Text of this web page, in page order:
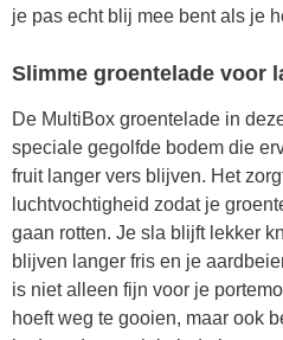
je pas echt blij mee bent als je
Slimme groentelade voor
De MultiBox groentelade in
speciale gegolfde bodem die
fruit langer vers blijven. Het
luchtvochtigheid zodat je
gaan rotten. Je sla blijft lekker
blijven langer fris en je
is niet alleen fijn voor je
hoeft weg te gooien, maar ook